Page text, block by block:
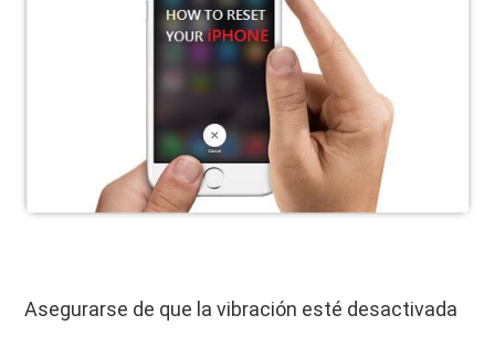
Asegurarse de que la vibración esté desactivada